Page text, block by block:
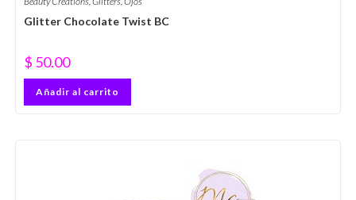
Glitter Chocolate Twist BC
$ 50.00
Añadir al carrito